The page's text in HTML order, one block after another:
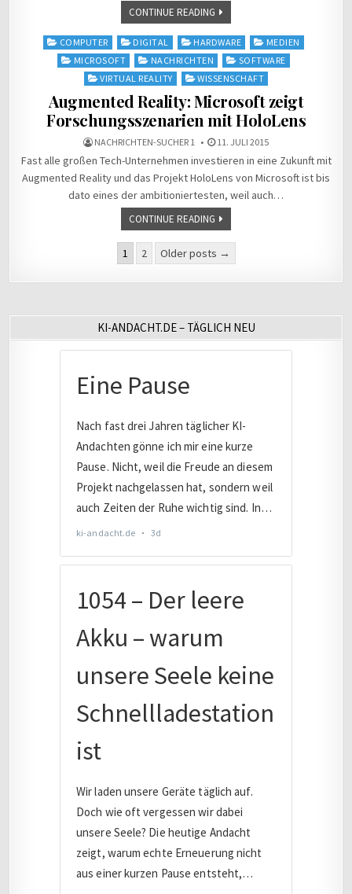
CONTINUE READING
Posted
COMPUTER DIGITAL HARDWARE
MEDIEN
MICROSOFT
NACHRICHTEN
SOFTWARE
VIRTUAL REALITY
WISSENSCHAFT
Augmented Reality: Microsoft zeigt
Forschungsszenarien mit HoloLens
NACHRICHTEN-SUCHER 1 11. JULI 2015
Fast alle großen Tech-Unternehmen investieren in eine Zukunft mit
Augmented Reality und das Projekt HoloLens von Microsoft ist bis
dato eines der ambitioniertesten, weil auch…
CONTINUE READING
Seitennummerierung
1 2 Older posts →
KI-ANDACHT.DE – TÄGLICH NEU